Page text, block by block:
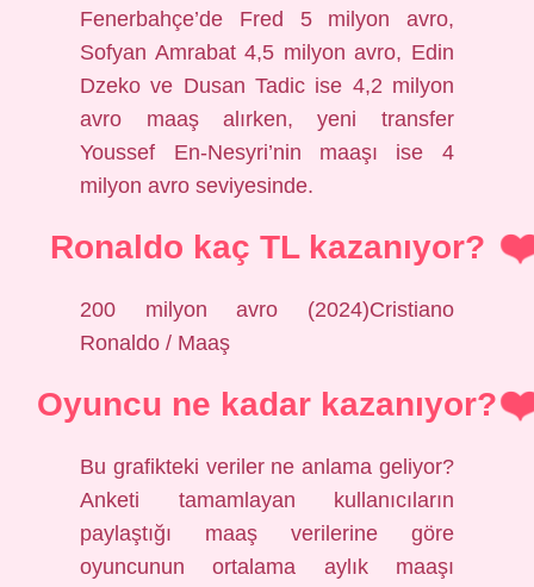
Fenerbahçe’de Fred 5 milyon avro,
Sofyan Amrabat 4,5 milyon avro, Edin
Dzeko ve Dusan Tadic ise 4,2 milyon
avro maaş alırken, yeni transfer
Youssef En-Nesyri’nin maaşı ise 4
milyon avro seviyesinde.
Ronaldo kaç TL kazanıyor?
200 milyon avro (2024)Cristiano
Ronaldo / Maaş
Oyuncu ne kadar kazanıyor?
Bu grafikteki veriler ne anlama geliyor?
Anketi tamamlayan kullanıcıların
paylaştığı maaş verilerine göre
oyuncunun ortalama aylık maaşı